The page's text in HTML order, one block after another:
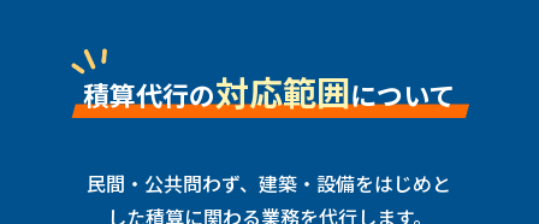
積算代行の対応範囲について
民間・公共問わず、建築・設備をはじめと
した積算に関わる業務を代行します。